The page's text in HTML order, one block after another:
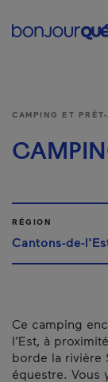
CAMPING ET PRÊT-
RÉGION
Cantons-de-
Ce camping
l’Est, à
borde la rivière
équestre. Vous